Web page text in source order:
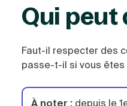
Qui peut
Faut-il respecter des
passe-t-il si vous êtes
À noter : depuis le